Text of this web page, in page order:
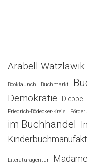
Arabell Watzlawik
Booklaunch Buchmarkt
Demokratie Dieppe
Friedrich-Bödecker-Kreis
im Buchhandel
Literaturagentur